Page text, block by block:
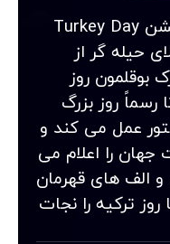
دانلود زیرنویس فارسی انیمیشن Turkey Day
حیله گر از
بوقلمون روز
روز بزرگ
عمل می کند و
را اعلام می
و الف های قهرمان
ترکیه را نجات